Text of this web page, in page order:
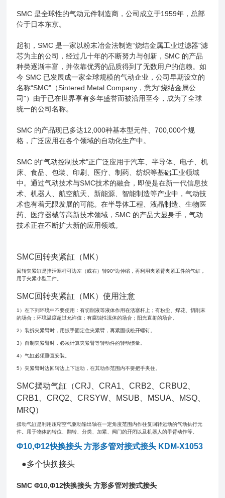
SMC 是全球性的气动元件制造商，公司成立于1959年，总部
位于日本东京。
起初，SMC 是一家以粉末冶金法制造“烧结金属工业过滤器"滤
芯为主的公司，经过几十年的不断努力与创新，SMC 的产品
种类逐渐丰富，并依靠优秀的品质得到了无数用户的信赖。如
今 SMC 已发展成一家全球规模的气动企业，公司早期设立的
名称“SMC"（Sintered Metal Company，意为“烧结金属公
司"）由于已在世界享有多年盛誉而被沿用至今，成为了全球
统一的公司名称。
SMC 的产品现已多达12,000种基本型元件、700,000个规
格，广泛应用在各个领域的自动化生产中。
SMC 的“气动控制技术"正广泛应用于汽车、半导体、电子、机
床、食品、包装、印刷、医疗、制药、纺织等基础工业领域
中。通过气动技术与SMC技术的融合，即使是在新一代信息技
术、机器人、航空航天、新能源、智能制造等产业中，气动技
术也有着无限发展的可能。在半导体工程、液晶制造、生物医
药、医疗器械等高新技术领域，SMC 的产品大显身手，气动
技术正在不断扩大新的应用领域。
SMC回转夹紧缸（MK）
回转夹紧缸是指活塞杆可边左（或右）转90°边伸缩，再利用夹紧臂夹紧工件的气缸，
用于夹紧小型工件。
SMC回转夹紧缸（MK）使用注意
1）在下列环境中不要使用：有切削液等液体作用在活塞杆上；有粉尘、焊花、切削末
的场合；环境温度超过允许值；有腐蚀性流体的场合；阳光直射的场合。
2）装拆夹紧臂时，用扳手固定住夹紧臂，再紧固或松开螺钉。
3）自制夹紧臂时，必须计算夹紧臂等转动件的转动惯量。
4）气缸必须垂直安装。
5）夹紧臂时边回转边上下运动，在其动作范围内不要把手夹住。
SMC摆动气缸（CRJ、CRA1、CRB2、CRBU2、
CRB1、CRQ2、CRSYW、MSUB、MSUA、MSQ、
MRQ）
摆动气缸是利用压缩空气驱动输出轴在一定角度范围内作往复回转运动的气动执行元
件。用于物体的转位、翻转、分类、加紧、阀门的开闭以及机器人的手臂动作等。
Φ10,Φ12快换接头 方形多管对接式接头 KDM-X1053
●多个快换接头
SMC Φ10,Φ12快换接头 方形多管对接式接头